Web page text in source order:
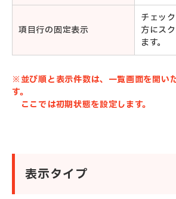
項目行の固定表示
チェッ
方にス
ます。
※並び順と表示件数は、一覧画面を開い
す。
ここでは初期状態を設定します。
表示タイプ